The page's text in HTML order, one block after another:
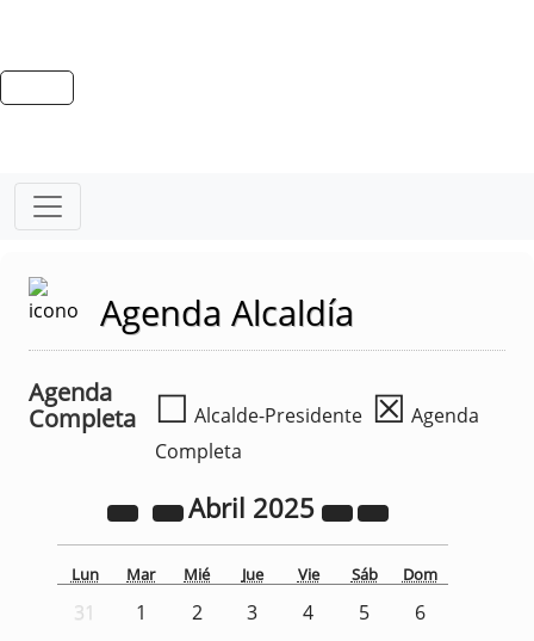
Agenda Alcaldía
Agenda
Completa
☐ Alcalde-Presidente ☒ Agenda
Completa
Abril 2025
Lun Mar Mié Jue Vie Sáb Dom
31 1 2 3 4 5
6